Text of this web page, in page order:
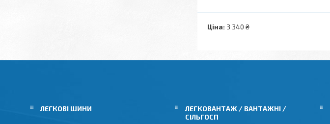
Ціна: 3 340 ₴
ЛЕГКОВІ ШИНИ
ЛЕГКОВАНТАЖ / ВАНТАЖНІ /
СІЛЬГОСП